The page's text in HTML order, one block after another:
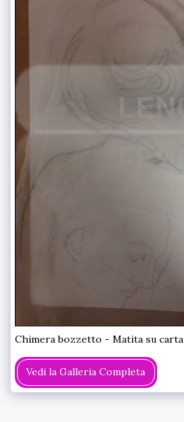
Chimera bozzetto - Matita su carta
Vedi la Galleria Completa